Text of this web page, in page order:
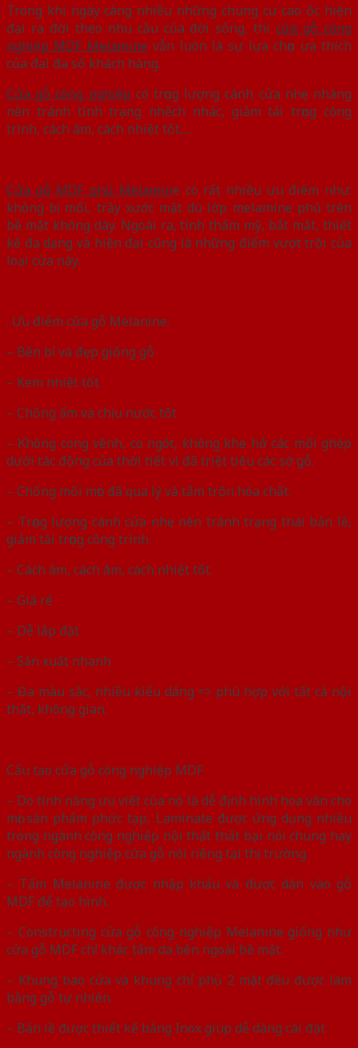
Trong khi ngày càng nhiều những chung cư cao ốc hiện
đại ra đời theo nhu cầu của đời sống, thìcửa gỗ công
nghiệp MDF Melamine vẫn luôn là sự lựa chọn ưa thích
của đại đa số khách hàng.
Cửa gỗ công nghiệp có trọng lượng cánh cửa nhẹ nhàng
nên tránh tình trạng nhếch nhác, giảm tải trọng công
trình, cách âm, cách nhiệt tốt,…
Cửa gỗ MDF phủ Melamine có rất nhiều ưu điểm như:
không bị mối, trầy xước mặt dù lớp melamine phủ trên
bề mặt không dày. Ngoài ra, tính thẩm mỹ, bắt mắt, thiết
kế đa dạng và hiện đại cũng là những điểm vượt trội của
loại cửa này.
. Ưu điểm cửa gỗ Melanine:
– Bền bỉ và đẹp giống gỗ
– Kem nhiệt tốt
– Chống ẩm và chịu nước tốt
– Không cong vênh, co ngót, không khe hở các mối ghép
dưới tác động của thời tiết vì đã triệt tiêu các sớ gỗ.
– Chống mối mọt: đã qua lý và tẩm trộn hóa chất.
– Trọng lượng cánh cửa nhẹ nên tránh trạng thái bản lề,
giảm tải trọng công trình.
– Cách âm, cách âm, cách nhiệt tốt.
– Giá rẻ
– Dễ lắp đặt
– Sản xuất nhanh
– Đa màu sắc, nhiều kiểu dáng => phù hợp với tất cả nội
thất, không gian.
Cấu tạo cửa gỗ công nghiệp MDF
– Do tính năng ưu việt của nó là dễ định hình hoa văn cho
mọi sản phẩm phức tạp, Laminate được ứng dụng nhiều
trong ngành công nghiệp nội thất thất bại nói chung hay
ngành công nghiệp cửa gỗ nói riêng tại thị trường.
– Tấm Melanine được nhập khẩu và được dán vào gỗ
MDF để tạo hình.
– Constructing cửa gỗ công nghiệp Melanine giống như
cửa gỗ MDF chỉ khác tấm da bên ngoài bề mặt.
– Khung bao cửa và khung chỉ phủ 2 mặt đều được làm
bằng gỗ tự nhiên.
– Bản lề được thiết kế bằng Inox giúp dễ dàng cài đặt.